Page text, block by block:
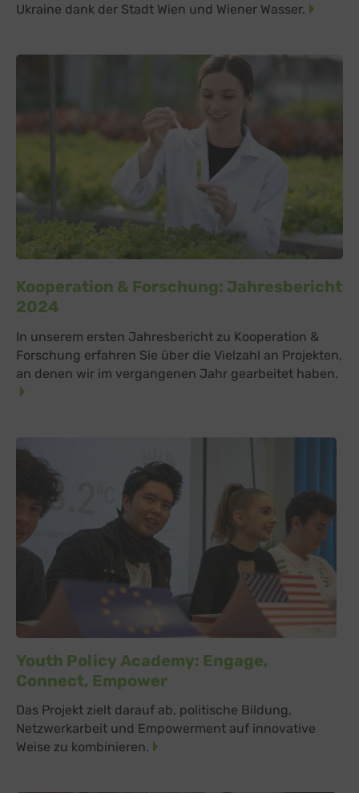
Ukraine dank der Stadt Wien und Wiener Wasser.
Kooperation & Forschung: Jahresbericht
2024
In unserem ersten Jahresbericht zu Kooperation &
Forschung erfahren Sie über die Vielzahl an Projekten,
an denen wir im vergangenen Jahr gearbeitet haben.
Youth Policy Academy: Engage,
Connect, Empower
Das Projekt zielt darauf ab, politische Bildung,
Netzwerkarbeit und Empowerment auf innovative
Weise zu kombinieren.